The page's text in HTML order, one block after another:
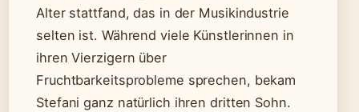
Alter stattfand, das in der Musikindustrie
selten ist. Während viele Künstlerinnen in
ihren Vierzigern über
Fruchtbarkeitsprobleme sprechen, bekam
Stefani ganz natürlich ihren dritten Sohn.